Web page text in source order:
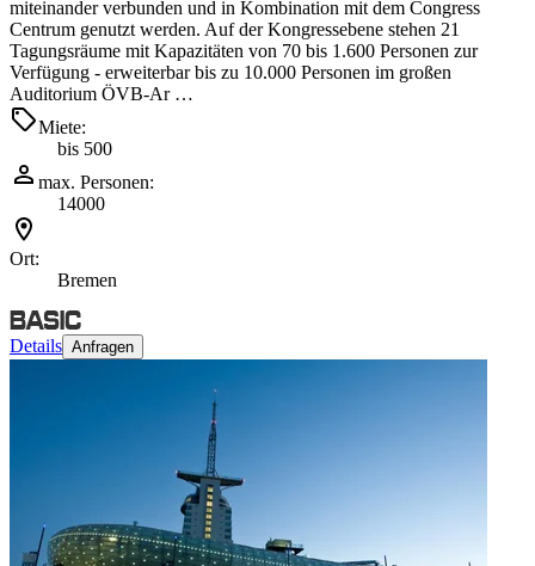
miteinander verbunden und in Kombination mit dem Congress
Centrum genutzt werden. Auf der Kongressebene stehen 21
Tagungsräume mit Kapazitäten von 70 bis 1.600 Personen zur
Verfügung - erweiterbar bis zu 10.000 Personen im großen
Auditorium ÖVB-Ar …
Miete:
bis 500
max. Personen:
14000
Ort:
Bremen
Details Anfragen